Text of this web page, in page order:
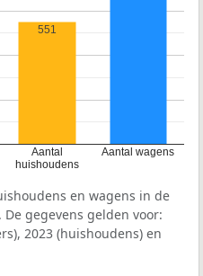
Aantal
huishoudens
Aantal wagens
551
en wagens in de
gegevens gelden voor:
2023 (huishoudens) en